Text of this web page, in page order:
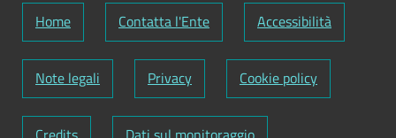
Home Contatta l'Ente Accessibilità
Note legali Privacy Cookie policy